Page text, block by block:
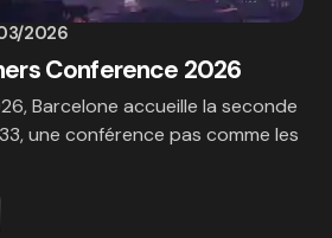
2026
Conference 2026
Barcelone accueille la seconde
une conférence pas comme les